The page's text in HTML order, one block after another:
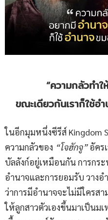
“ความกลัวทำใ
ขณะเดียวกันเราก็ใช้อ
ในอีกมุมหนึ่งซีรีส์ Kingdom
ความกลัวของ “โจฮักจู”อัคร
บัลลังก์อยู่เหมือนกัน การกร
อำนาจและการยอมรับ วางอ
ว่าการมีอำนาจจะไม่มีใครสา
ให้ลูกสาวตัวเองขึ้นมาเป็นม